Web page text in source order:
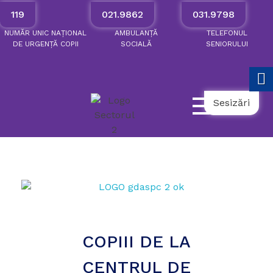
119
NUMĂR UNIC NAȚIONAL
DE URGENȚĂCOPII
021.9862
AMBULANȚĂ
SOCIALĂ
031.9798
TELEFONUL
SENIORULUI
Sesizări
COPIII DE LA
CENTRUL DE